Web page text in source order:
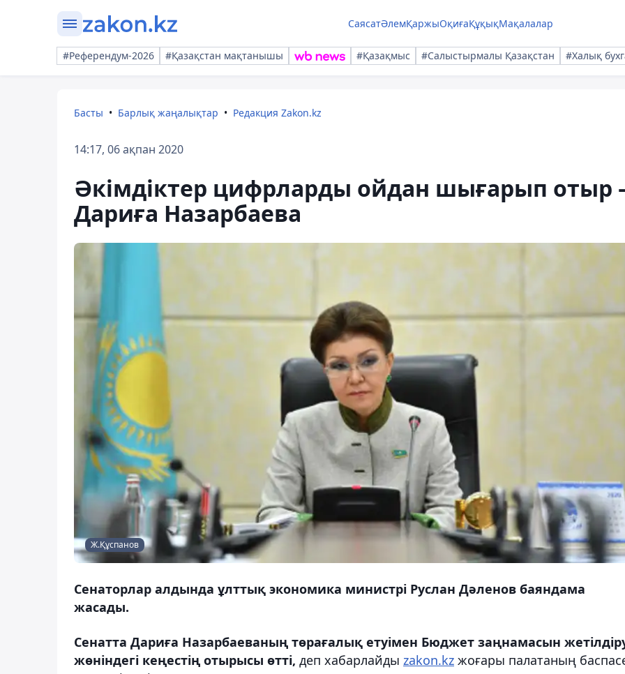
СаясатӘлемҚаржыОқиғаҚұқықМақалалар
#Референдум-2026 #Қазақстан мақтанышы #Қазақмыс #Салыстырмалы Қазақстан #Халық
Басты Барлық жаңалықтар Редакция Zakon.kz
14:17, 06 ақпан 2020
Әкімдіктер цифрларды ойдан шығарып отыр
Дариға Назарбаева
Ж.Құспанов
Сенаторлар алдында ұлттық экономика министрі Руслан Дәленов баяндама
жасады.
Сенатта Дариға Назарбаеваның төрағалық етуімен Бюджет заңнамасын
жөніндегі кеңестің отырысы өтті, деп хабарлайды zakon.kz жоғары палатаның